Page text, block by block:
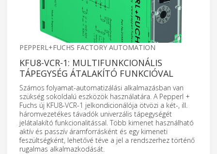
PEPPERL+FUCHS FACTORY AUTOMATION
KFU8-VCR-1: MULTIFUNKCIONÁLIS
TÁPEGYSÉG ÁTALAKÍTÓ FUNKCIÓVAL
Számos folyamat-automatizálási alkalmazásban van
szükség sokoldalú eszközök használatára. A Pepperl +
Fuchs új KFU8-VCR-1 jelkondicionálója ötvözi a két-, ill.
háromvezetékes távadók univerzális tápegységét
jelátalakító funkcionalitással. Több kimenet használható
aktív és passzív áramforrásként és egy kimeneti
feszültségként, lehetővé téve a jel a rendszerhez történő
rugalmas alkalmazkodását.